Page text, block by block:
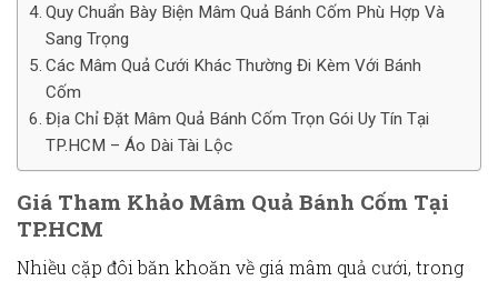
Quy Chuẩn Bày Biện Mâm Quả Bánh Cốm Phù Hợp Và
Sang Trọng
Các Mâm Quả Cưới Khác Thường Đi Kèm Với Bánh
Cốm
Địa Chỉ Đặt Mâm Quả Bánh Cốm Trọn Gói Uy Tín Tại
TP.HCM – Áo Dài Tài Lộc
Giá Tham Khảo Mâm Quả Bánh Cốm Tại
TP.HCM
Nhiều cặp đôi băn khoăn về giá mâm quả cưới, trong